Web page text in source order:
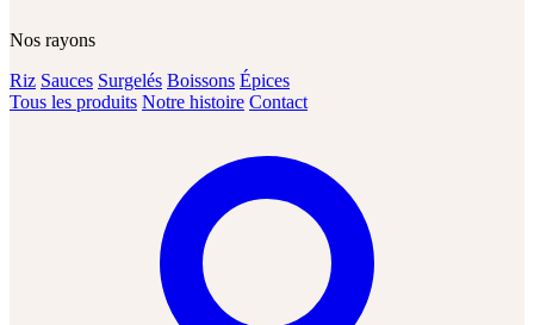
Nos rayons
Riz Sauces Surgelés Boissons Épices
Tous les produits Notre histoire Contact